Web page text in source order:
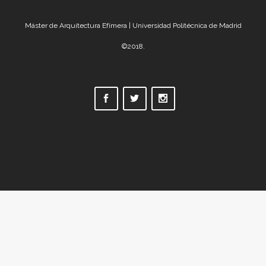
Máster de Arquitectura Efímera | Universidad Politécnica de Madrid
©2018.